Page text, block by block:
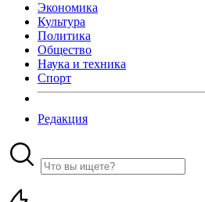
Экономика
Культура
Политика
Общество
Наука и техника
Спорт
Редакция